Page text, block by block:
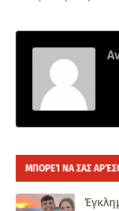
ΜΠΟΡΕΊ ΝΑ ΣΑΣ